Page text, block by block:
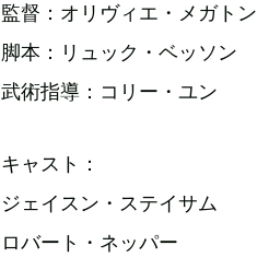
監督：オリヴィエ・メガトン
脚本：リュック・ベッソン
武術指導：コリー・ユン
キャスト：
ジェイスン・ステイサム
ロバート・ネッパー